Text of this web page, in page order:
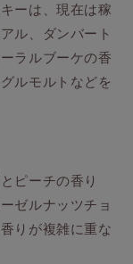
ーは、現在は稼
ル、ダンバート
ラルブーケの香
ルモルトなどを
ピーチの香り
ゼルナッツチョ
りが複雑に重な